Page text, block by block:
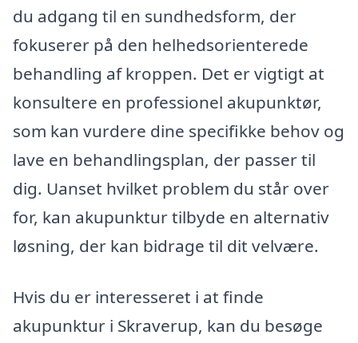
du adgang til en sundhedsform, der
fokuserer på den helhedsorienterede
behandling af kroppen. Det er vigtigt at
konsultere en professionel akupunktør,
som kan vurdere dine specifikke behov og
lave en behandlingsplan, der passer til
dig. Uanset hvilket problem du står over
for, kan akupunktur tilbyde en alternativ
løsning, der kan bidrage til dit velvære.
Hvis du er interesseret i at finde
akupunktur i Skraverup, kan du besøge